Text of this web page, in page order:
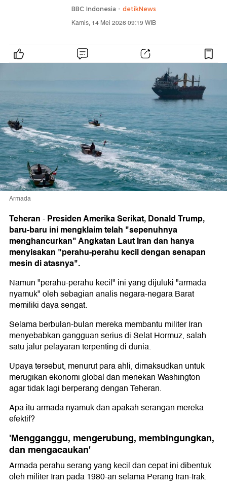
BBC Indonesia - detikNews
Kamis, 14 Mei 2026 09:19 WIB
Armada
Teheran-Presiden Amerika Serikat, Donald Trump,
baru-baru ini mengklaim telah "sepenuhnya
menghancurkan" Angkatan Laut Iran dan hanya
menyisakan "perahu-perahu kecil dengan senapan
mesin di atasnya".
Namun "perahu-perahu kecil" ini yang dijuluki "armada
nyamuk" oleh sebagian analis negara-negara Barat
memiliki daya sengat.
Selama berbulan-bulan mereka membantu militer Iran
menyebabkan gangguan serius di Selat Hormuz, salah
satu jalur pelayaran terpenting di dunia.
Upaya tersebut, menurut para ahli, dimaksudkan untuk
merugikan ekonomi global dan menekan Washington
agar tidak lagi berperang dengan Teheran.
Apa itu armada nyamuk dan apakah serangan mereka
efektif?
'Mengganggu, mengerubung, membingungkan,
dan mengacaukan'
Armada perahu serang yang kecil dan cepat ini dibentuk
oleh militer Iran pada 1980-an selama Perang Iran-Irak.